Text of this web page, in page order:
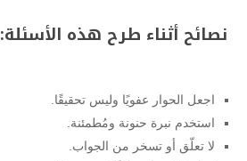
نصائح أثناء طرح هذه الأسئلة:
اجعل الحوار عفويًا وليس تحقيقًا.
استخدم نبرة حنونة ومُطمئنة.
لا تعلّق أو تسخر من الجواب.